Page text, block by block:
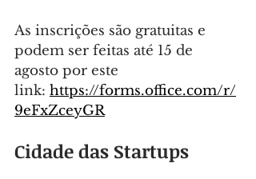
As inscrições são gratuitas e
podem ser feitas até 15 de
agosto por este
link: https://forms.office.com/r/
9eFxZceyGR
Cidade das Startups